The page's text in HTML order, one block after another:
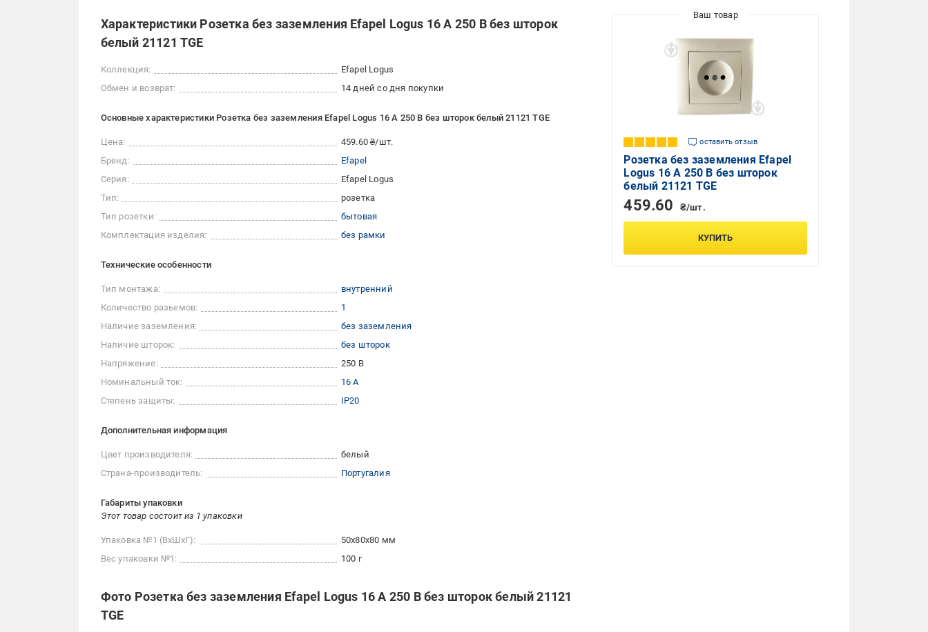
Характеристики Розетка без заземления Efapel Logus 16 А 250 В без шторок
белый 21121 TGE
Коллекция:
Efapel Logus
Обмен и возврат:
14 дней со дня покупки
Основные характеристики Розетка без заземления Efapel Logus 16 А 250 В без шторок белый 21121 TGE
Цена:
459.60 ₴/шт.
Бренд:
Efapel
Серия:
Efapel Logus
Тип:
розетка
Тип розетки:
бытовая
Комплектация изделия:
без рамки
Технические особенности
Тип монтажа:
внутренний
Количество разьемов:
1
Наличие заземления:
без заземления
Наличие шторок:
без шторок
Напряжение:
250 В
Номинальный ток:
16 А
Степень защиты:
IP20
Дополнительная информация
Цвет производителя:
белый
Страна-производитель:
Португалия
Габариты упаковки
Этот товар состоит из 1 упаковки
Упаковка №1 (ВхШхГ):
50x80x80 мм
Вес упаковки №1:
100 г
Фото Розетка без заземления Efapel Logus 16 А 250 В без шторок белый 21121
TGE
оставить отзыв
Розетка без заземления Efapel
Logus 16 А 250 В без шторок
белый 21121 TGE
459.60 ₴/шт.
КУПИТЬ